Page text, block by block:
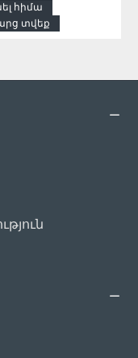
հիմա
տվեք